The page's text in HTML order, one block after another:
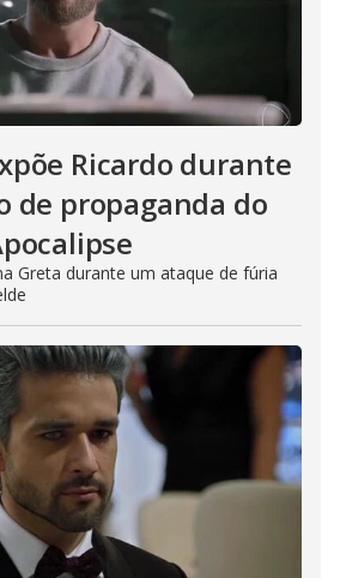
Ricardo durante
de propaganda do
Greta durante um ataque de fúria